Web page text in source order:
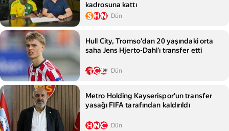
kadrosuna kattı
Dün
Hull City, Tromso'dan 20 yaşındaki orta
saha Jens Hjerto-Dahl'ı transfer etti
Dün
Metro Holding Kayserispor'un transfer
yasağı FIFA tarafından kaldırıldı
Dün